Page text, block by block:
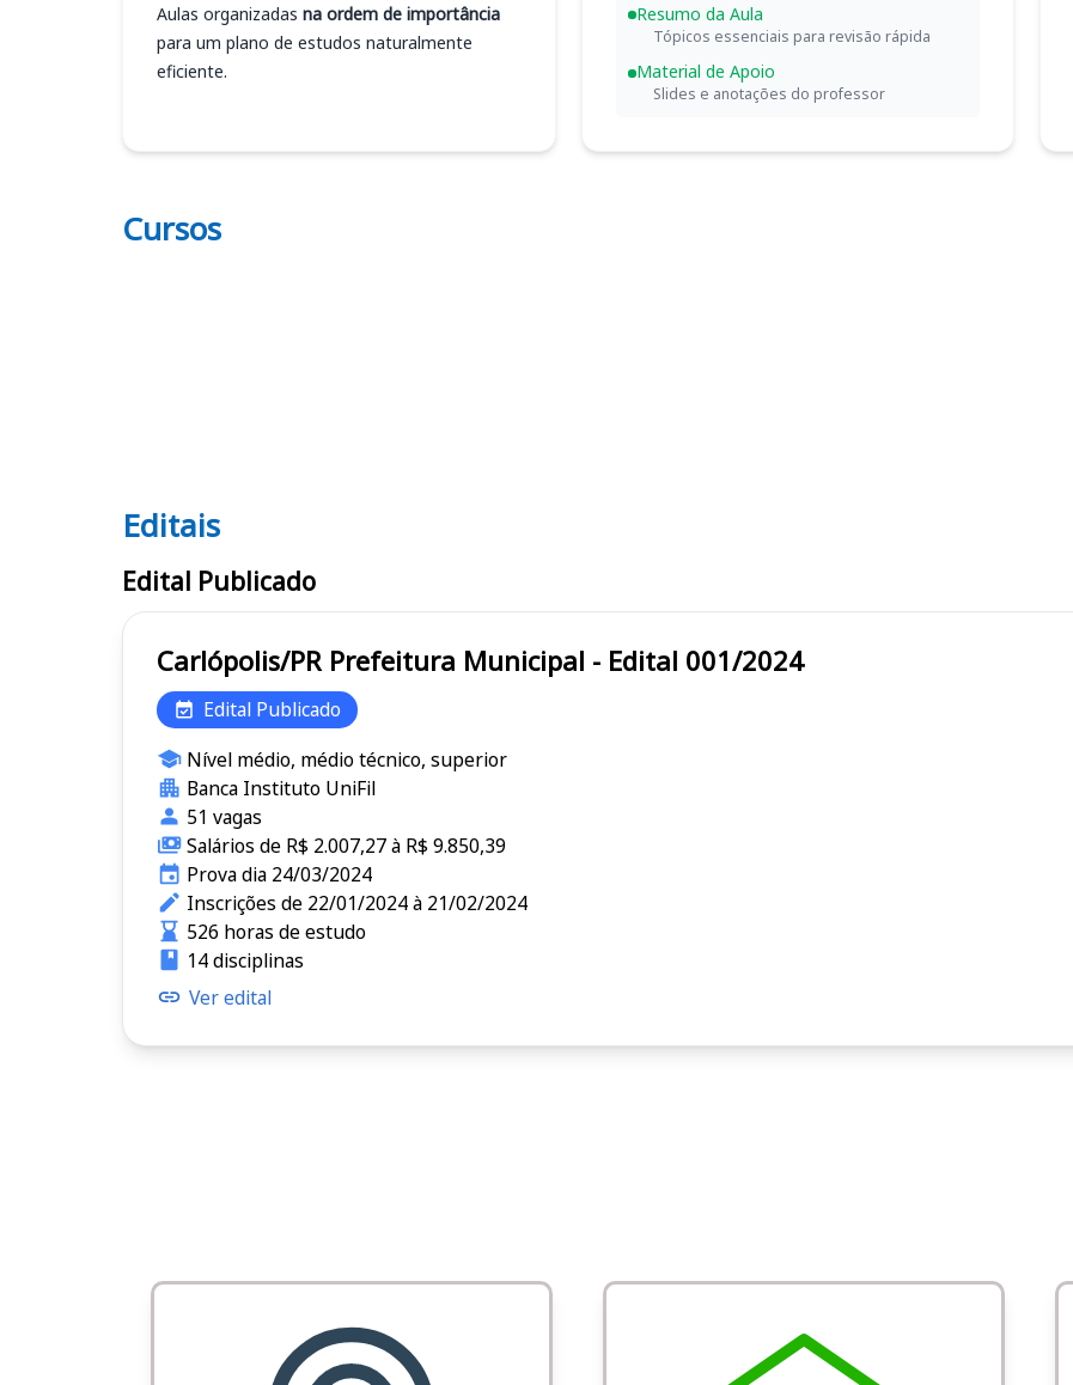
Aulas organizadas na ordem de importância
para um plano de estudos naturalmente
eficiente.
Resumo da Aula
Tópicos essenciais para revisão rápida
Material de Apoio
Slides e anotações do professor
Cursos
Editais
Editais
Edital Publicado
Carlópolis/PR Prefeitura Municipal - Edital 001/2024
Edital Publicado
Nível médio, médio técnico, superior
Banca Instituto UniFil
51 vagas
Salários de R$ 2.007,27 à R$ 9.850,39
Prova dia 24/03/2024
Inscrições de 22/01/2024 à 21/02/2024
526 horas de estudo
14 disciplinas
Ver edital